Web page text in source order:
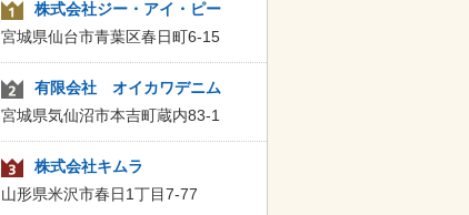
株式会社ジー・アイ・ピー
宮城県仙台市青葉区春日町6-15
有限会社 オイカワデニム
宮城県気仙沼市本吉町蔵内83-1
株式会社キムラ
山形県米沢市春日1丁目7-77